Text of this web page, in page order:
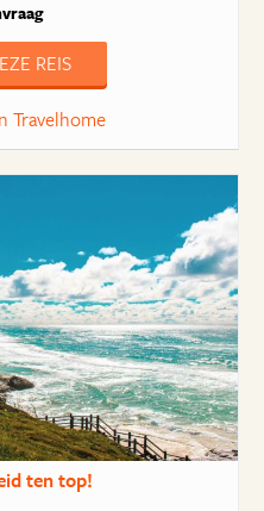
REIS
Travelhome
ten top!